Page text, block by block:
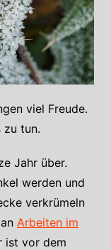
viel Freude.
zu tun.
Jahr über.
werden und
verkrümeln
Arbeiten im
ist vor dem